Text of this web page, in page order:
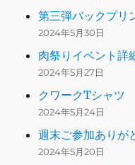
第三弾バックプリ
2024年5月30日
肉祭りイベント詳
2024年5月27日
クワークTシャツ
2024年5月24日
週末ご参加あり
2024年5月20日